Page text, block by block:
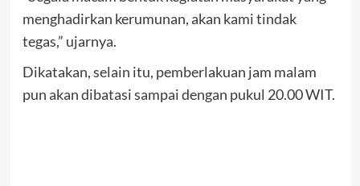
menghadirkan kerumunan, akan kami tindak
tegas,” ujarnya.
Dikatakan, selain itu, pemberlakuan jam malam
pun akan dibatasi sampai dengan pukul 20.00 WIT.